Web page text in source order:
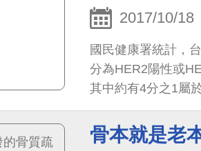
2017/10/18
國民健康署統計，
分為HER2陽性或
其中約有4分之1屬
骨本就是老